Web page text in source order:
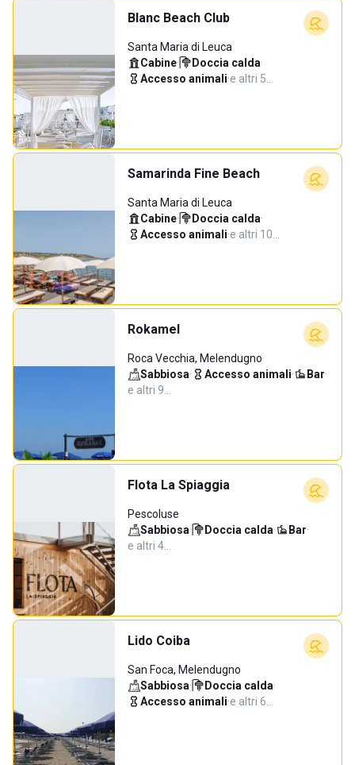
Blanc Beach Club
Santa Maria di Leuca
Cabine· Doccia calda·
Accesso animali·e altri 5…
Samarinda Fine Beach
Santa Maria di Leuca
Cabine· Doccia calda·
Accesso animali·e altri 10…
Rokamel
Roca Vecchia, Melendugno
Sabbiosa· Accesso animali· Bar·
e altri 9…
Flota La Spiaggia
Pescoluse
Sabbiosa· Doccia calda· Bar·
e altri 4…
Lido Coiba
San Foca, Melendugno
Sabbiosa· Doccia calda·
Accesso animali·e altri 6…